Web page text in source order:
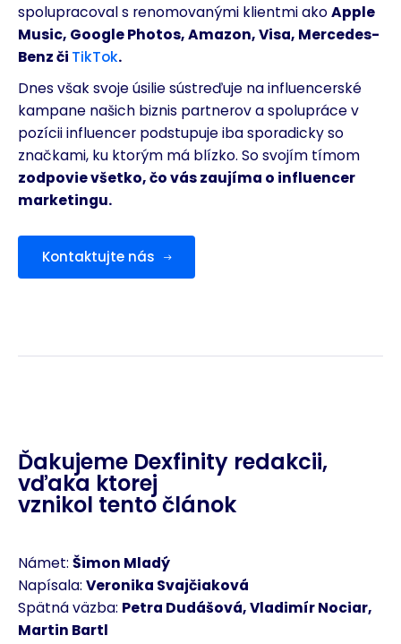
spolupracoval s renomovanými klientmi akoApple
Music, Google Photos, Amazon, Visa, Mercedes-
Benz či TikTok.
Dnes však svoje úsilie sústreďuje na influencerské
kampane našich biznis partnerov aspolupráce v
pozícii influencer podstupuje iba sporadicky so
značkami, ku ktorým má blízko. So svojím tímom
zodpovie všetko, čo vás zaujíma o influencer
marketingu.
Kontaktujte nás
Ďakujeme Dexfinity redakcii,
vďaka ktorej
vznikol tento článok
Námet: Šimon Mladý
Napísala: Veronika Svajčiaková
Spätná väzba: Petra Dudášová, Vladimír Nociar,
Martin Bartl